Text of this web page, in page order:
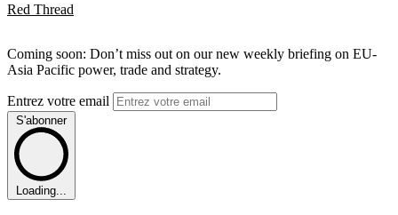
Red Thread
Coming soon: Don’t miss out on our new weekly briefing on EU-
Asia Pacific power, trade and strategy.
Entrez votre email
S'abonner
Loading...